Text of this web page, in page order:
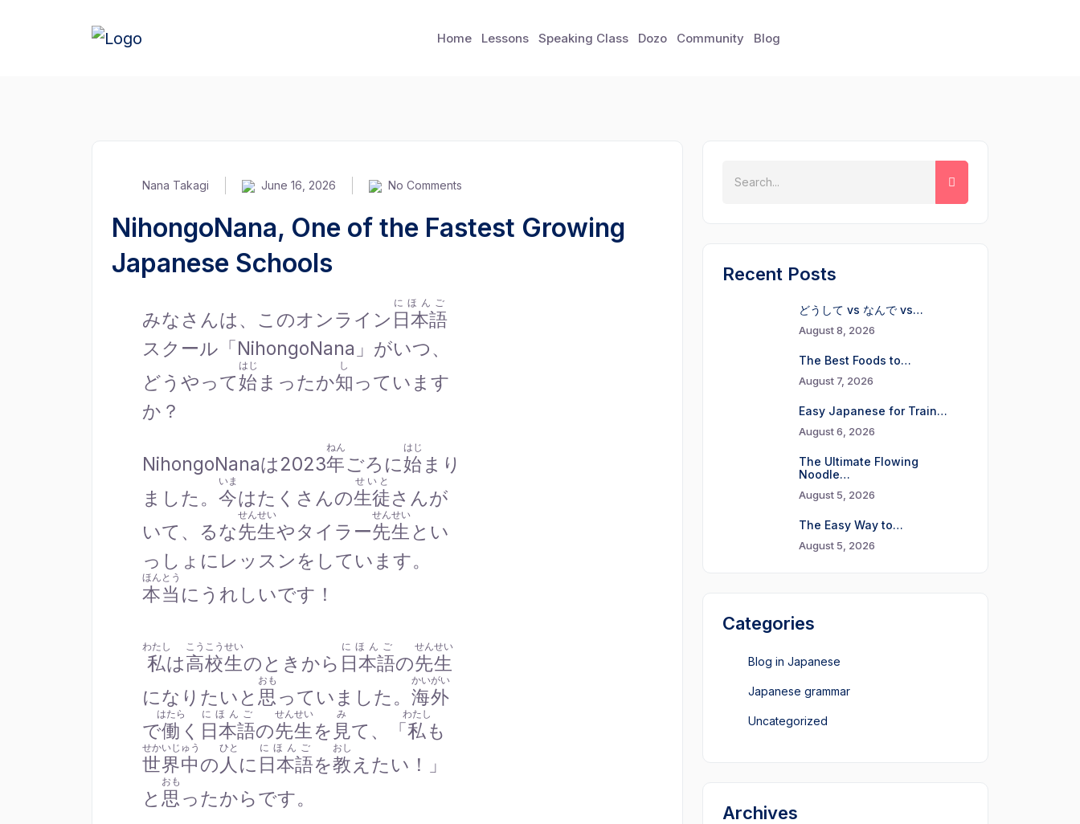
Home Lessons Speaking Class Dozo Community Blog
Nana Takagi June 16, 2026 No Comments
NihongoNana, One of the Fastest Growing
Japanese Schools
みなさんは、このオンライン 日本語
にほんご
スクール「NihongoNana」がいつ、
どうやって始
はじ
まったか知
し
っています
か？
NihongoNanaは2023年
ねん
ごろに始
はじ
まり
ました。 今
いま
はたくさんの生徒
せいと
さんが
いて、るな先生
せんせい
やタイラー先生
せんせい
とい
っしょにレッスンをしています。
本当
ほんとう
にうれしいです！
私
わたし
は高校生
こうこうせい
のときから 日本語
にほんご
の先生
せんせい
になりたいと 思
おも
っていました。 海外
かいがい
で働
はたら
く 日本語
にほんご
の先生
せんせい
を 見
み
て、「 私
わたし
も
世界中
せかいじゅう
の 人
ひと
に 日本語
にほんご
を教
おし
えたい！」
と 思
おも
ったからです。
Recent Posts
どうして vs なんで vs…
August 8, 2026
The Best Foods to…
August 7, 2026
Easy Japanese for Train…
August 6, 2026
The Ultimate Flowing
Noodle…
August 5, 2026
The Easy Way to…
August 5, 2026
Categories
Blog in Japanese
Japanese grammar
Uncategorized
Archives